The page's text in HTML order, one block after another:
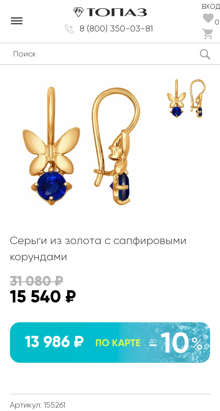
8 (800) 350-03-81
ВХОД
0
dehaze
Серьги из золота с сапфировыми
корундами
31 080₽
15 540 ₽
13 986 ₽
Артикул: 155261